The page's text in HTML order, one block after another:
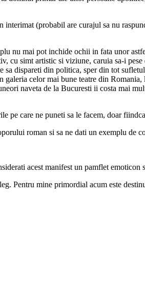
interimat (probabil are curajul sa nu
nu mai pot inchide ochii in fata unor
cu simt artistic si viziune, caruia sa-i
dispareti din politica, sper din tot
celor mai bune teatre din
naveta de la Bucuresti ii costa mai
pe care ne puneti sa le facem, doar
roman si sa ne dati un exemplu de
acest manifest un pamflet emoticon
Pentru mine primordial acum este